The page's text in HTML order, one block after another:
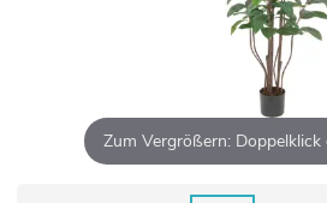
Zum Vergrößern: Doppelklick